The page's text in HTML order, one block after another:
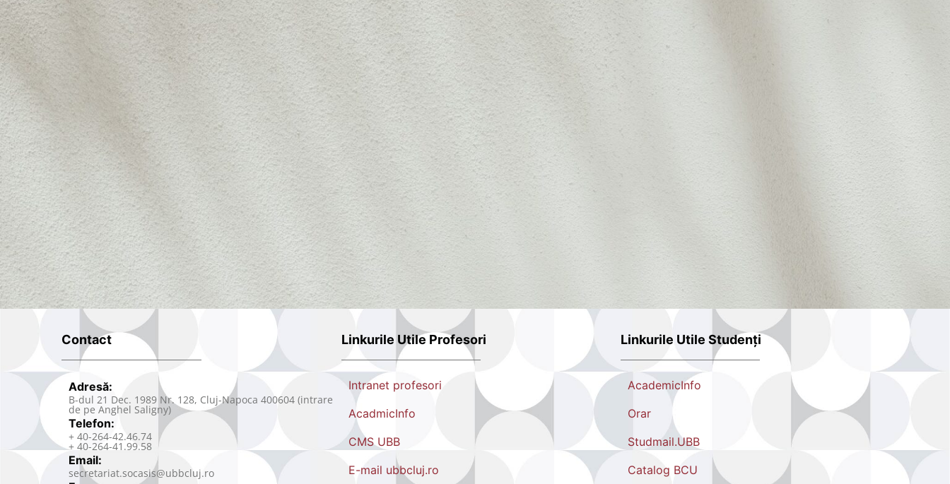
Contact
Adresă:
B-dul 21 Dec. 1989 Nr. 128, Cluj-Napoca 400604 (intrare
de pe Anghel Saligny)
Telefon:
+ 40-264-42.46.74
+ 40-264-41.99.58
Email:
secretariat.socasis@ubbcluj.ro
Linkurile Utile Profesori
Intranet profesori
AcadmicInfo
CMS UBB
E-mail ubbcluj.ro
Linkurile Utile Studenți
AcademicInfo
Orar
Studmail.UBB
Catalog BCU